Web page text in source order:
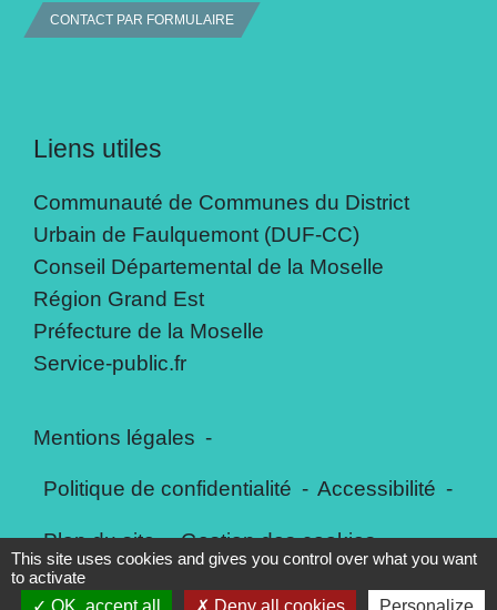
CONTACT PAR FORMULAIRE
Liens utiles
Communauté de Communes du District
Urbain de Faulquemont (DUF-CC)
Conseil Départemental de la Moselle
Région Grand Est
Préfecture de la Moselle
Service-public.fr
Mentions légales -
Politique de confidentialité - Accessibilité -
Plan du site - Gestion des cookies
This site uses cookies and gives you control over what you want
to activate
OK, accept all
Deny all cookies Personalize